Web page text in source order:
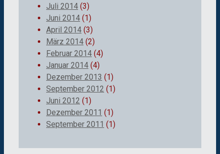
Juli 2014 (3)
Juni 2014 (1)
April 2014 (3)
März 2014 (2)
Februar 2014 (4)
Januar 2014 (4)
Dezember 2013 (1)
September 2012 (1)
Juni 2012 (1)
Dezember 2011 (1)
September 2011 (1)